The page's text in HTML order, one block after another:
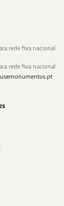
rede fixa nacional
rede fixa nacional